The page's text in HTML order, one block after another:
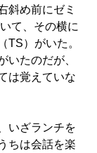
斜め前にゼミ
て、その横に
TS）がいた。
いたのだが、
は覚えていな
いざランチを
ちは会話を楽